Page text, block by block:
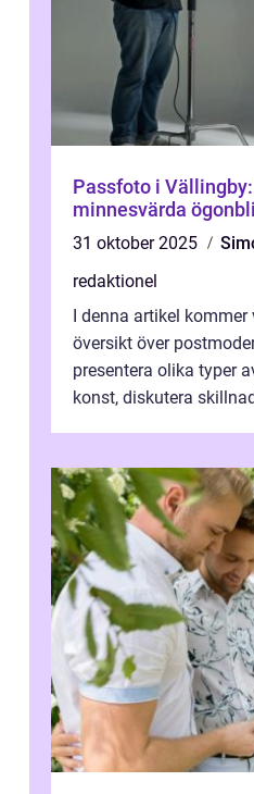
Passfoto i
minnesvärda
31 oktober 2025
redaktionel
I denna artikel
översikt över
presentera olika typer
konst, diskutera